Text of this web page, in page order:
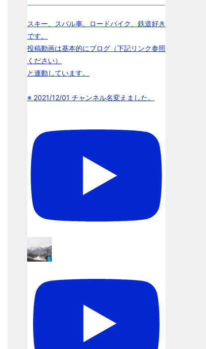
スキー、スバル車、ロードバイク、鉄道好き
です。
投稿動画は基本的にブログ（下記リンク参照
ください）
と連動しています。
※ 2021/12/01 チャンネル名変えました。